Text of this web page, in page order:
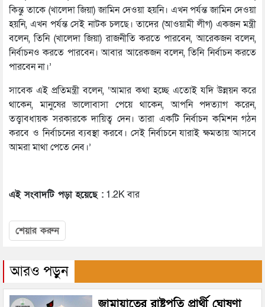
কিন্তু তাকে (খালেদা জিয়া) জামিন দেওয়া হয়নি। এখন পর্যন্ত জামিন দেওয়া
হয়নি, এখন পর্যন্ত সেই নাটক চলছে। তাদের (আওয়ামী লীগ) একজন মন্ত্রী
বলেন, তিনি (খালেদা জিয়া) রাজনীতি করতে পারবেন, আরেকজন বলেন,
নির্বাচনও করতে পারবেন। আবার আরেকজন বলেন, তিনি নির্বাচন করতে
পারবেন না।’
সাবেক এই প্রতিমন্ত্রী বলেন, ‘আমার কথা হচ্ছে এতোই যদি উন্নয়ন করে
থাকেন, মানুষের ভালোবাসা পেয়ে থাকেন, আপনি পদত্যাগ করেন,
তত্ত্বাবধায়ক সরকারকে দায়িত্ব দেন। তারা একটি নির্বাচন কমিশন গঠন
করবে ও নির্বাচনের ব্যবস্থা করবে। সেই নির্বাচনে যারাই ক্ষমতায় আসবে
আমরা মাথা পেতে নেব।’
এই সংবাদটি পড়া হয়েছে : 1.2K বার
শেয়ার করুন
আরও পড়ুন
জামায়াতের রাষ্ট্রপতি প্রার্থী ঘোষণা